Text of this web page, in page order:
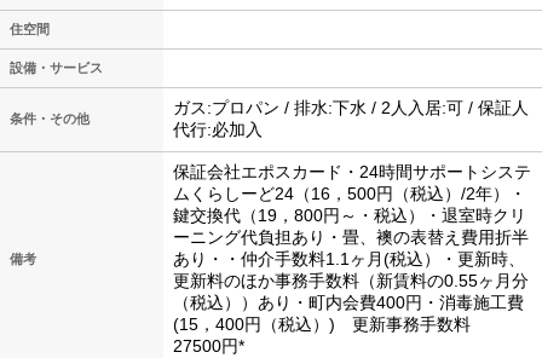
住空間
設備・サービス
条件・その他
ガス:プロパン / 排水:下水 / 2人入居:可 / 保証人
代行:必加入
備考
保証会社エポスカード・24時間サポートシステ
ムくらしーど24（16，500円（税込）/2年）・
鍵交換代（19，800円～・税込）・退室時クリ
ーニング代負担あり・畳、襖の表替え費用折半
あり・・仲介手数料1.1ヶ月(税込）・更新時、
更新料のほか事務手数料（新賃料の0.55ヶ月分
（税込））あり・町内会費400円・消毒施工費
(15，400円（税込）) 更新事務手数料
27500円*